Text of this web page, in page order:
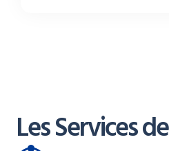
Les Services